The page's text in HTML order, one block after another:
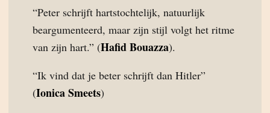
“Peter schrijft hartstochtelijk, natuurlijk
beargumenteerd, maar zijn stijl volgt het ritme
van zijn hart.” (Hafid Bouazza).
“Ik vind dat je beter schrijft dan Hitler”
(Ionica Smeets)